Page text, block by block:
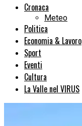
Cronaca
Meteo
Politica
Economia & Lavoro
Sport
Eventi
Cultura
La Valle nel VIRUS